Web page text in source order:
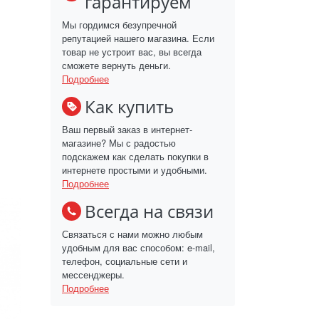
Мы гордимся безупречной
репутацией нашего магазина. Если
товар не устроит вас, вы всегда
сможете вернуть деньги.
Подробнее
Как купить
Ваш первый заказ в интернет-
магазине? Мы с радостью
подскажем как сделать покупки в
интернете простыми и удобными.
Подробнее
Всегда на связи
Связаться с нами можно любым
удобным для вас способом: e-mail,
телефон, социальные сети и
мессенджеры.
Подробнее